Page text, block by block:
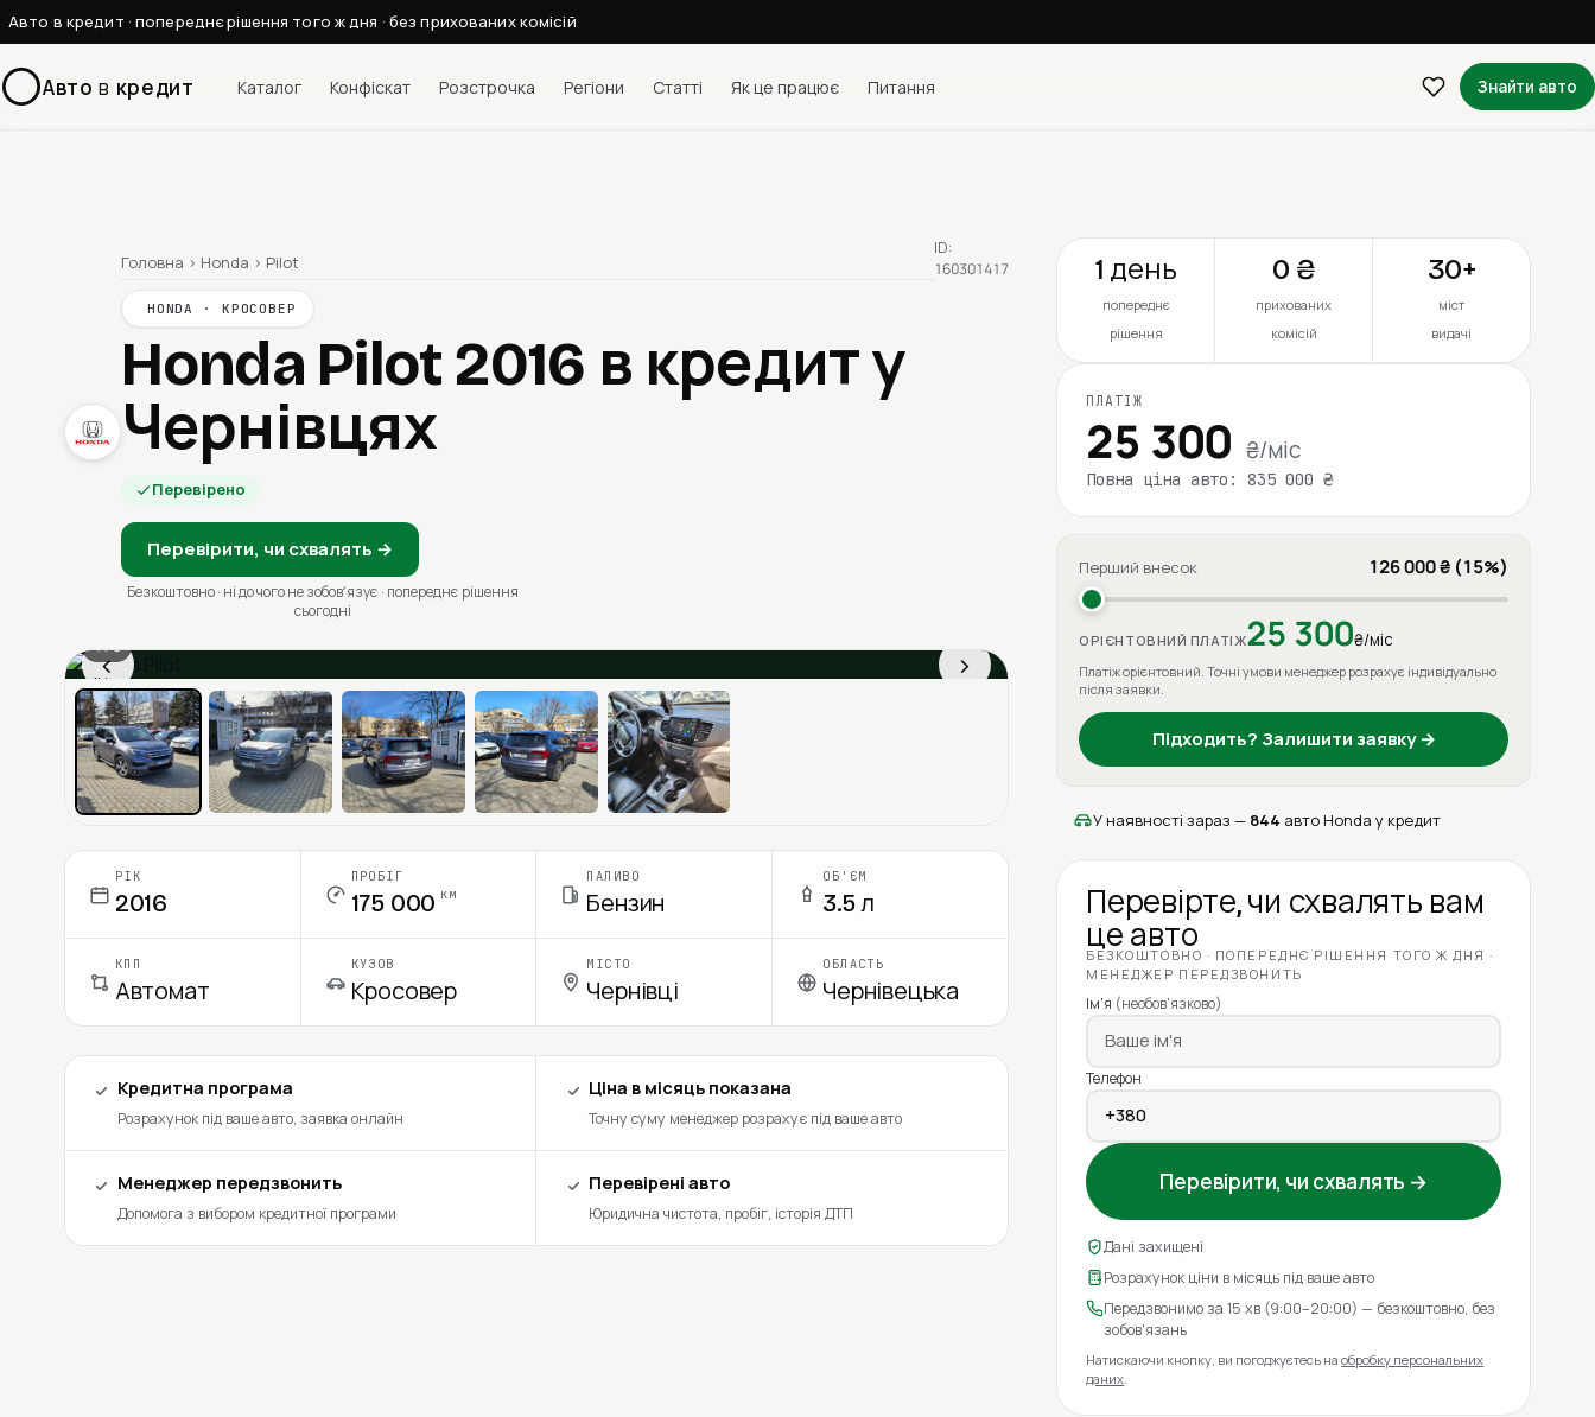
Авто в кредит · попереднє рішення того ж дня · без прихованих комісій
Авто в кредит Каталог Конфіскат Розстрочка Регіони Статті Як це працює Питання Знайти авто
Головна › Honda › Pilot
HONDA · КРОСОВЕР
Honda Pilot 2016 в кредит у
Чернівцях
Перевірено
Перевірити, чи схвалять →
Безкоштовно · ні до чого не зобовʼязує · попереднє рішення
сьогодні
ID:
160301417
‹ ›
1 / 6
Ціна в місяць
РІК
2016
ПРОБІГ
175 000 км
ПАЛИВО
Бензин
ОБ'ЄМ
3.5 л
КПП
Автомат
КУЗОВ
Кросовер
МІСТО
Чернівці
ОБЛАСТЬ
Чернівецька
Кредитна програма
Розрахунок під ваше авто, заявка онлайн
Ціна в місяць показана
Точну суму менеджер розрахує під ваше авто
Менеджер передзвонить
Допомога з вибором кредитної програми
Перевірені авто
Юридична чистота, пробіг, історія ДТП
1 день
попереднє
рішення
0 ₴
прихованих
комісій
30+
міст
видачі
ПЛАТІЖ
25 300 ₴/міс
Повна ціна авто: 835 000 ₴
Перший внесок 126 000 ₴ (15%)
ОРІЄНТОВНИЙ ПЛАТІЖ25 300₴/міс
Платіж орієнтовний. Точні умови менеджер розрахує індивідуально
після заявки.
Підходить? Залишити заявку →
У наявності зараз — 844 авто Honda у кредит
Перевірте, чи схвалять вам
це авто
БЕЗКОШТОВНО · ПОПЕРЕДНЄ РІШЕННЯ ТОГО Ж ДНЯ ·
МЕНЕДЖЕР ПЕРЕДЗВОНИТЬ
Ім'я (необов'язково)
Телефон
Перевірити, чи схвалять →
Дані захищені
Розрахунок ціни в місяць під ваше авто
Передзвонимо за 15 хв (9:00–20:00) — безкоштовно, без
зобов'язань
Натискаючи кнопку, ви погоджуєтесь наобробку персональних
даних